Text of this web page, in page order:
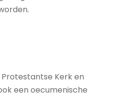
Kerk en
een oecumenische